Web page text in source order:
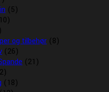
(5)
og tilbehør (8)
(26)
(21)
(18)